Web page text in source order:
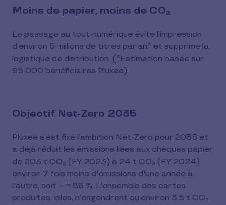
Moins de papier, moins de CO₂
Le passage au tout-numérique évite l’impression
d’environ 5 millions de titres par an* et supprime la
logistique de distribution. (*Estimation basée sur
95 000 bénéficiaires Pluxee).
Objectif Net-Zero 2035
Pluxee s’est fixé l’ambition Net-Zero pour 2035 et
a déjà réduit les émissions liées aux chèques papier
de 203 t CO₂ (FY 2023) à 24 t CO₂ (FY 2024)
environ 7 fois moins d'émissions d'une année à
l'autre, soit – ≈ 88 %. L'ensemble des cartes
produites, elles, n’engendrent qu’environ 3,5 t CO₂